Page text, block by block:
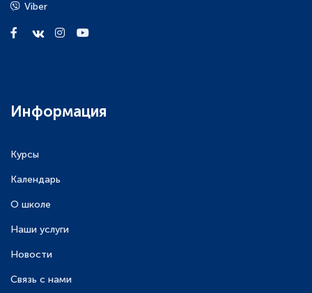
Viber
Информация
Курсы
Календарь
О школе
Наши услуги
Новости
Связь с нами